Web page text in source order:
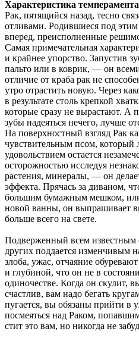
Характеристика
Рак, пятящийся назад, тесно
отливами. Родившиеся под этим
вперед, преиспол­ненные
Самая примечательная
и крайнее упорство. Запустив
пальто или в коврик, — он
отличие от краба рак не
утро отрастить новую. Через
в результате столь крепкой
которые сразу не вырастают. А
зубы надеяться нечего, лучше
На поверхностный взгляд Рак
чувствительным псом, который
удовольствием остается
осторожностью исследуя
растения, минералы, — он
эффекта. Прячась за диваном,
большим бу­мажным мешком,
новой ванны, он выпрашивает
больше всего на свете.
Подверженный всем известным
других поддается изменчивым
злоба, ужас, отча­яние
и глубиной, что он не в
одиночестве. Когда он скулит,
счастлив, вам надо бегать
пугается, вы обязаны прийти в
посмеяться над Раком,
стит это вам, но никогда не